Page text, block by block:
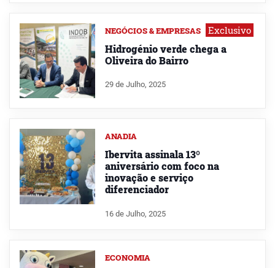
NEGÓCIOS & EMPRESAS Exclusivo
Hidrogénio verde chega a
Oliveira do Bairro
29 de Julho, 2025
ANADIA
Ibervita assinala 13º
aniversário com foco na
inovação e serviço
diferenciador
16 de Julho, 2025
ECONOMIA